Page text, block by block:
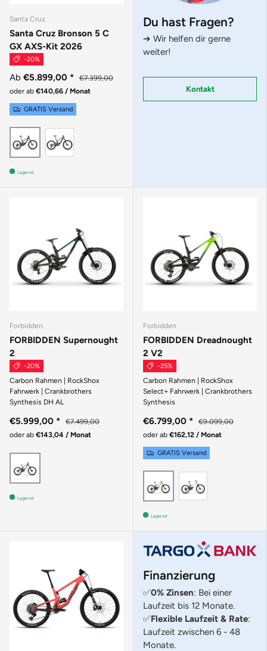
Santa Cruz
Santa Cruz Bronson 5 C
GX AXS-Kit 2026
-20%
Ab €5.899,00 *
€7.399,00
oder ab €140,66 / Monat
GRATIS Versand
GLOSS CARBON
Lagernd
Du hast Fragen?
➔ Wir helfen dir gerne
weiter!
Kontakt
Forbidden
FORBIDDEN Supernought
2
-20%
Carbon Rahmen | RockShox
Fahrwerk | Crankbrothers
Synthesis DH AL
€5.999,00 *
€7.499,00
oder ab €143,04 / Monat
Lagernd
Forbidden
FORBIDDEN Dreadnought
2 V2
-25%
Carbon Rahmen | RockShox
Select+ Fahrwerk | Crankbrothers
Synthesis
€6.799,00 *
€9.099,00
oder ab €162,12 / Monat
GRATIS Versand
Lagernd
Finanzierung
✅0% Zinsen: Bei einer
Laufzeit bis 12 Monate.
✅Flexible Laufzeit & Rate:
Laufzeit zwischen 6 - 48
Monate.